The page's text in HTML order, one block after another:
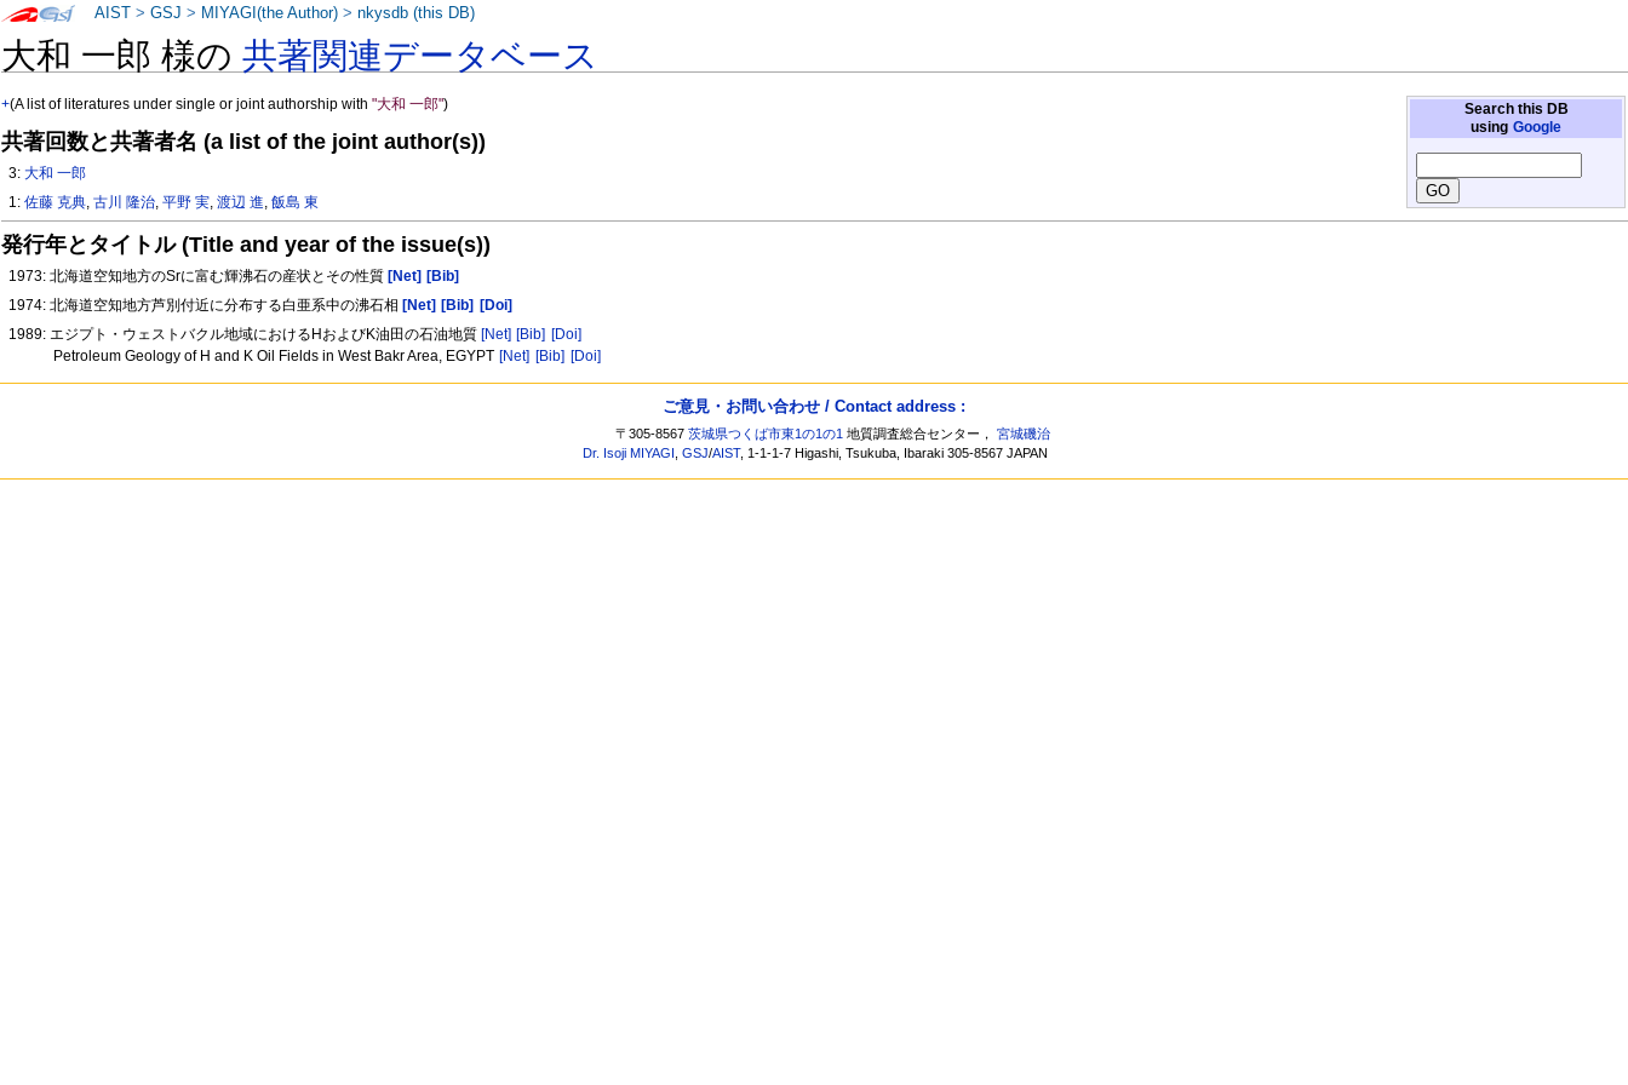
大和 一郎 様の共著関連データベース
Search this DB
using Google
+(A list of literatures under single or joint authorship with"大和 一郎")
共著回数と共著者名 (a list of the joint author(s))
3:大和 一郎
1:佐藤 克典,古川 隆治,平野 実,渡辺 進,飯島 東
発行年とタイトル (Title and year of the issue(s))
1973: 北海道空知地方のSrに富む輝沸石の産状とその性質 [Net] [Bib]
1974: 北海道空知地方芦別付近に分布する白亜系中の沸石相 [Net] [Bib]
[Doi]
1989: エジプト・ウェストバクル地域におけるHおよびK油田の石油地質 [Net] [Bib] [Doi]
Petroleum Geology of H and K Oil Fields in West Bakr Area, EGYPT [Net] [Bib] [Doi]
AIST >GSJ > MIYAGI(the Author) >nkysdb (this DB)
ご意見・お問い合わせ / Contact address :
〒305-8567茨城県つくば市東1の1の1 地質調査総合センター，宮城磯治
Dr. Isoji MIYAGI ,GSJ/AIST, 1-1-1-7 Higashi, Tsukuba, Ibaraki 305-8567 JAPAN